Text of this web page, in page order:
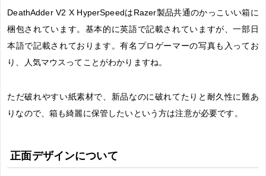
DeathAdder V2 X HyperSpeedはRazer製品共通のかっこいい箱に
梱包されています。基本的に英語で記載されていますが、一部日
本語で記載されております。有名プロゲーマーの写真も入ってお
り、人気マウスってことがわかりますね。
ただ破れやすい紙素材で、新品なのに破れてたりと耐久性に難あ
りなので、箱も綺麗に保管したいという方は注意が必要です。
正面デザインについて